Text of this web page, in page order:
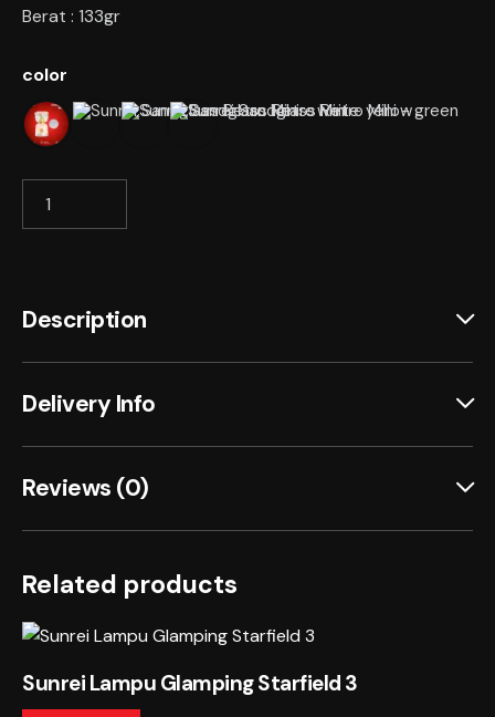
Berat : 133gr
color
pink
Description
Delivery Info
Reviews (0)
Related products
Sunrei Lampu Glamping Starfield 3